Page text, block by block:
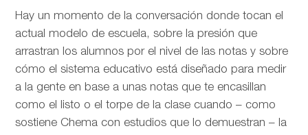
Hay un momento de la conversación donde tocan el
actual modelo de escuela, sobre la presión que
arrastran los alumnos por el nivel de las notas y sobre
cómo el sistema educativo está diseñado para medir
a la gente en base a unas notas que te encasillan
como el listo o el torpe de la clase cuando – como
sostiene Chema con estudios que lo demuestran – la